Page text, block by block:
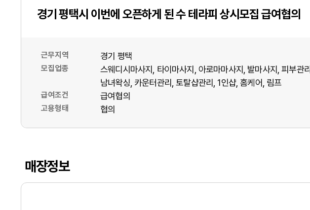
경기 평택시 이번에 오픈하게 된 수 테라피 상시모집 급여협의
근무지역 경기 평택
모집업종 스웨디시마사지 타이마사지 아로마마사지 발마사지 피부관리
남녀왁싱 카운터관리 토탈샵관리 1인샵 홈케어 림프
급여조건 급여협의
고용형태 협의
매장정보